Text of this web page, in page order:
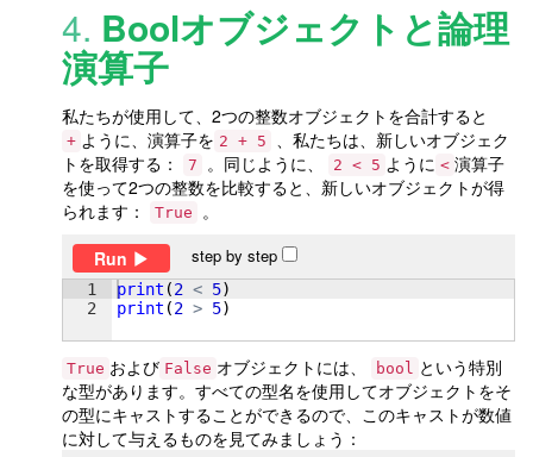
4. Boolオブジェクトと論理
演算子
私たちが使用して、2つの整数オブジェクトを合計すると
+ ように、演算子を 2 + 5
、私たちは、新しいオブジェク
トを取得する：
7 。同じように、 2 < 5 ように < 演算子
を使って2つの整数を比較すると、新しいオブジェクトが得
られます：
True
。
Run
step by step
1
2
print (2 < 5)
print (2 > 5)
True および False オブジェクトには、 bool という特別
な型があります。すべての型名を使用してオブジェクトをそ
の型にキャストすることができるので、このキャストが数値
に対して与えるものを見てみましょう：